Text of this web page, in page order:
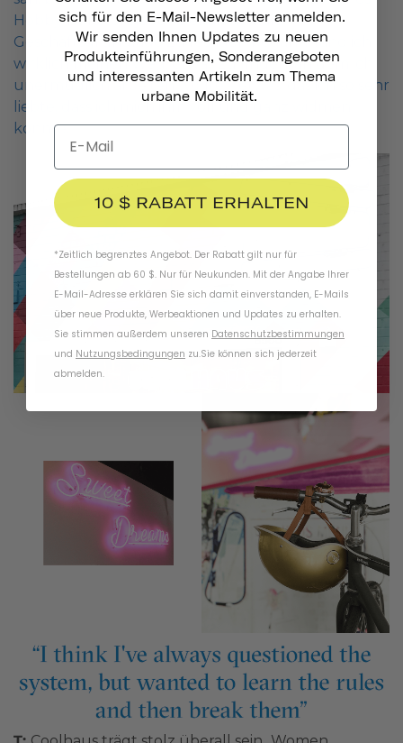
Hobby/Kunstprojekt. Aber als sich die
Geschäftsgrundlage zu festigen begann, fand ich
wirklich meinen Weg, etwas zu finden, an dem ich
unermüdlich arbeiten wollte – etwas, das ich so sehr
liebte, dass ich mich ihm voll und ganz widmen
konnte.
sich für den E-Mail-Newsletter anmelden.
Wir senden Ihnen Updates zu neuen
Produkteinführungen, Sonderangeboten
und interessanten Artikeln zum Thema
urbane Mobilität.
10 $ RABATT ERHALTEN
*Zeitlich begrenztes Angebot. Der Rabatt gilt nur für
Bestellungen ab 60 $. Nur für Neukunden. Mit der Angabe Ihrer
E-Mail-Adresse erklären Sie sich damit einverstanden, E-Mails
über neue Produkte, Werbeaktionen und Updates zu erhalten.
Sie stimmen außerdem unseren Datenschutzbestimmungen
und Nutzungsbedingungen zu.Sie können sich jederzeit
abmelden.